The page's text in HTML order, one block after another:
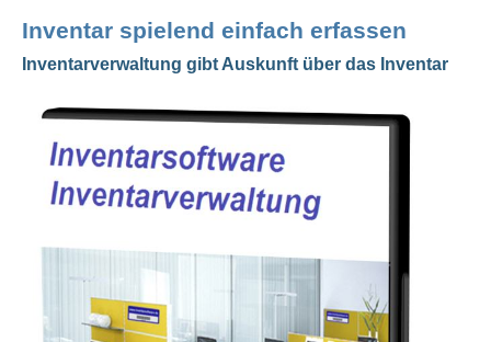
Inventar spielend einfach erfassen
Inventarverwaltung gibt Auskunft über das Inventar